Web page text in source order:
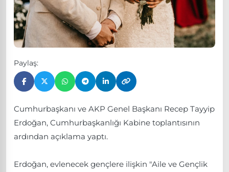
Paylaş:
Cumhurbaşkanı ve AKP Genel Başkanı Recep Tayyip
Erdoğan, Cumhurbaşkanlığı Kabine toplantısının
ardından açıklama yaptı.
Erdoğan, evlenecek gençlere ilişkin "Aile ve Gençlik